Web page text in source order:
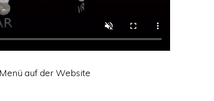
auf der Website